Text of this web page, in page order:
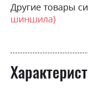
Другие товары
шиншила)